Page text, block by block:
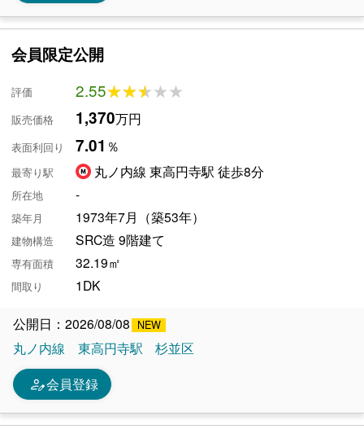
会員限定公開
評価 2.55★★★★★
★★★★★
販売価格 1,370万円
表面利回り 7.01 ％
最寄り駅 丸ノ内線 東高円寺駅 徒歩8分
所在地 -
築年月 1973年7月（築53年）
建物構造 SRC造 9階建て
専有面積 32.19㎡
間取り 1DK
公開日：2026/08/08
丸ノ内線
東高円寺駅 杉並区
person_edit会員登録